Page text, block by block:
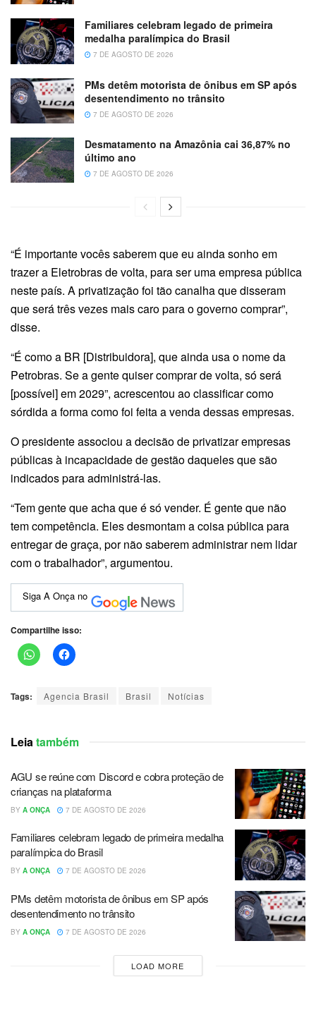
Familiares celebram legado de primeira
medalha paralímpica do Brasil
7 DE AGOSTO DE 2026
PMs detêm motorista de ônibus em SP após
desentendimento no trânsito
7 DE AGOSTO DE 2026
Desmatamento na Amazônia cai 36,87% no
último ano
7 DE AGOSTO DE 2026
“É importante vocês saberem que eu ainda sonho em
trazer a Eletrobras de volta, para ser uma empresa pública
neste país. A privatização foi tão canalha que disseram
que será três vezes mais caro para o governo comprar”,
disse.
“É como a BR [Distribuidora], que ainda usa o nome da
Petrobras. Se a gente quiser comprar de volta, só será
[possível] em 2029”, acrescentou ao classificar como
sórdida a forma como foi feita a venda dessas empresas.
O presidente associou a decisão de privatizar empresas
públicas à incapacidade de gestão daqueles que são
indicados para administrá-las.
“Tem gente que acha que é só vender. É gente que não
tem competência. Eles desmontam a coisa pública para
entregar de graça, por não saberem administrar nem lidar
com o trabalhador”, argumentou.
Siga A Onça no
Compartilhe isso:
Tags: Agencia Brasil Brasil Notícias
Leiatambém
AGU se reúne com Discord e cobra proteção de
crianças na plataforma
BY A ONÇA 7 DE AGOSTO DE 2026
Familiares celebram legado de primeira medalha
paralímpica do Brasil
BY A ONÇA 7 DE AGOSTO DE 2026
PMs detêm motorista de ônibus em SP após
desentendimento no trânsito
BY A ONÇA 7 DE AGOSTO DE 2026
LOAD MORE